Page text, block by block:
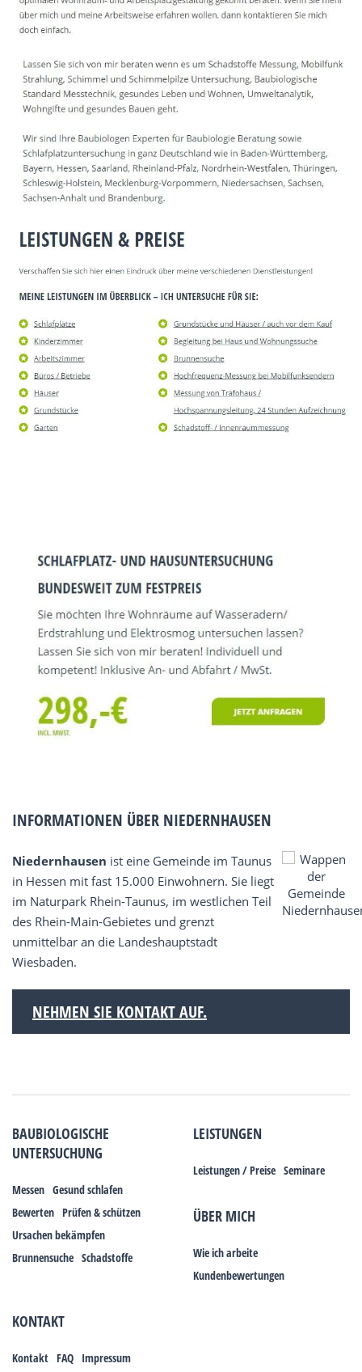
INFORMATIONEN ÜBER NIEDERNHAUSEN
Niedernhausen ist eine Gemeinde im Taunus
in Hessen mit fast 15.000 Einwohnern. Sie liegt
im Naturpark Rhein-Taunus, im westlichen Teil
des Rhein-Main-Gebietes und grenzt
unmittelbar an die Landeshauptstadt
Wiesbaden.
NEHMEN SIE KONTAKT AUF.
BAUBIOLOGISCHE
UNTERSUCHUNG
Messen Gesund schlafen
Bewerten Prüfen & schützen
Ursachen bekämpfen
Brunnensuche Schadstoffe
LEISTUNGEN
Leistungen / Preise Seminare
ÜBER MICH
Wie ich arbeite
Kundenbewertungen
KONTAKT
Kontakt FAQ Impressum